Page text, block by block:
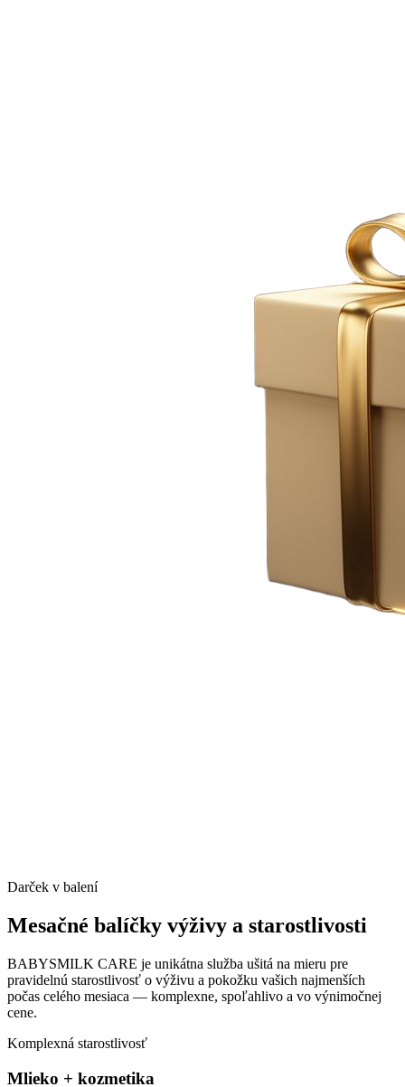
Darček v balení
Mesačné balíčky výživy a starostlivosti
BABYSMILK CARE je unikátna služba ušitá na mieru pre
pravidelnú starostlivosť o výživu a pokožku vašich najmenších
počas celého mesiaca — komplexne, spoľahlivo a vo výnimočnej
cene.
Komplexná starostlivosť
Mlieko + kozmetika